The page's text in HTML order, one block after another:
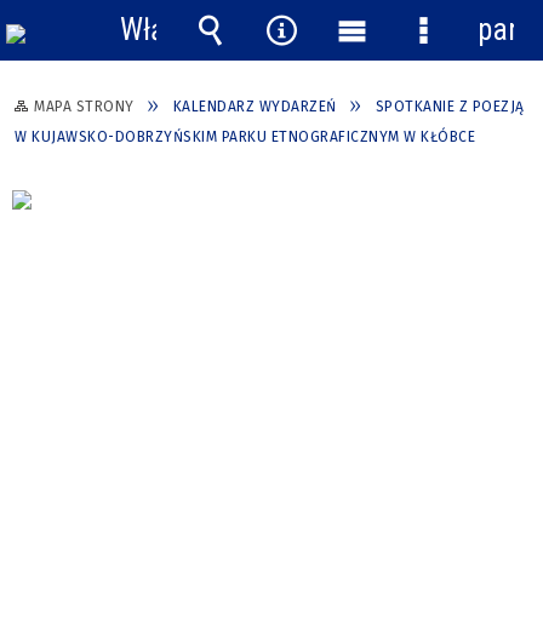
MAPA STRONY KALENDARZ WYDARZEŃ
SPOTKANIE Z POEZJĄ
W KUJAWSKO-DOBRZYŃSKIM PARKU ETNOGRAFICZNYM W KŁÓBCE
Włącz
powiadomienia
Wyszukiwarka
Narzędzia
Menu
główne
Menu
panel